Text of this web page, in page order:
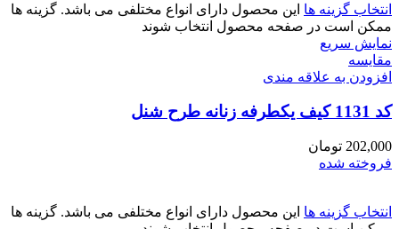
انتخاب گزینه ها این محصول دارای انواع مختلفی می باشد. گزینه ها
ممکن است در صفحه محصول انتخاب شوند
نمایش سریع
مقايسه
افزودن به علاقه مندی
کد 1131 کیف یکطرفه زنانه طرح شنل
202,000 تومان
فروخته شده
انتخاب گزینه ها این محصول دارای انواع مختلفی می باشد. گزینه ها